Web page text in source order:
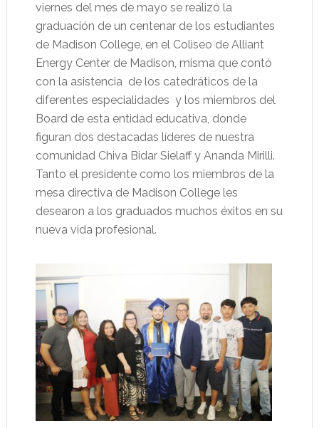
viernes del mes de mayo se realizó la
graduación de un centenar de los estudiantes
de Madison College, en el Coliseo de Alliant
Energy Center de Madison, misma que contó
con la asistencia de los catedráticos de la
diferentes especialidades y los miembros del
Board de esta entidad educativa, donde
figuran dos destacadas líderes de nuestra
comunidad Chiva Bidar Sielaff y Ananda Mirilli.
Tanto el presidente como los miembros de la
mesa directiva de Madison College les
desearon a los graduados muchos éxitos en su
nueva vida profesional.